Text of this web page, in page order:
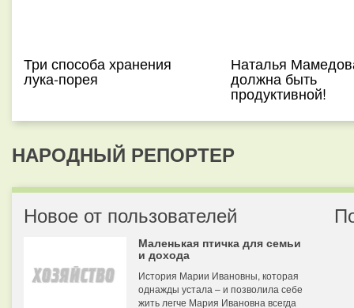
Три способа хранения
лука-порея
Наталья
должна быть
продуктивной!
НАРОДНЫЙ РЕПОРТЕР
Новое от пользователей
Маленькая птичка для семьи
и дохода
История Марии Ивановны, которая
однажды устала – и позволила себе
жить легче Мария Ивановна всегда